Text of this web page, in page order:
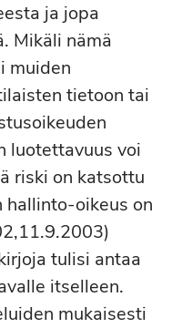
ja jopa
Mikäli nämä
muiden
tietoon tai
luotettavuus voi
riski on katsottu
hallinto-oikeus on
tulisi antaa
itselleen.
mukaisesti